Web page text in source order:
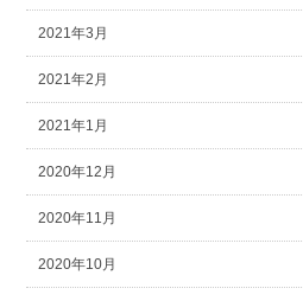
2021年3月
2021年2月
2021年1月
2020年12月
2020年11月
2020年10月